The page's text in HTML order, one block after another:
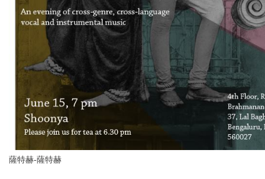
薩特赫-薩特赫